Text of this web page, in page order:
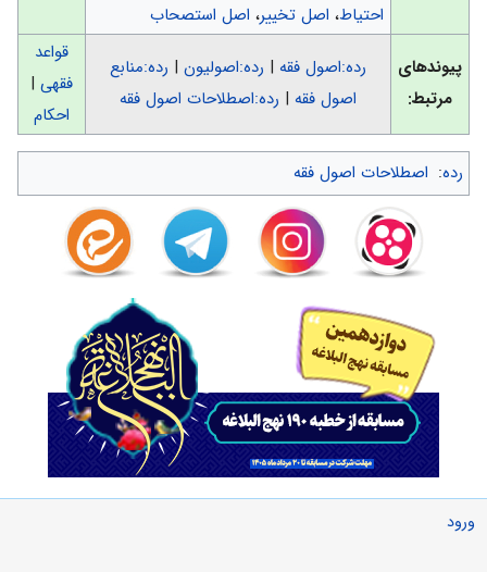
احتیاط، اصل تخییر، اصل استصحاب
پیوندهای
مرتبط:
رده:اصول فقه | رده:اصولیون | رده:منابع
اصول فقه | رده:اصطلاحات اصول فقه
قواعد
فقهی |
احکام
رده: اصطلاحات اصول فقه
ورود